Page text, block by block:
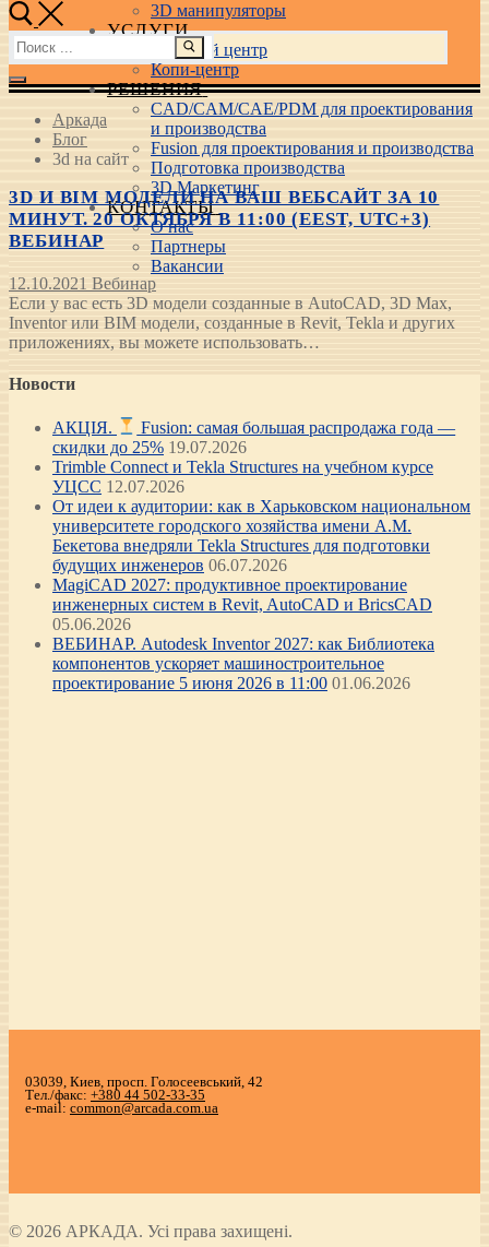
3D манипуляторы
УСЛУГИ
Учебный центр
Копи-центр
РЕШЕНИЯ
CAD/CAM/CAE/PDM для проектирования
и производства
Fusion для проектирования и производства
Подготовка производства
3D Маркетинг
КОНТАКТЫ
О нас
Партнеры
Вакансии
Найти:
Аркада
Блог
3d на сайт
3D И BIM МОДЕЛИ НА ВАШ ВЕБСАЙТ ЗА 10
МИНУТ. 20 ОКТЯБРЯ В 11:00 (EEST, UTC+3)
ВЕБИНАР
12.10.2021 Вебинар
Если у вас есть 3D модели созданные в AutoCAD, 3D Max,
Inventor или BIM модели, созданные в Revit, Tekla и других
приложениях, вы можете использовать…
Новости
АКЦІЯ.
Fusion: самая большая распродажа года —
скидки до 25% 19.07.2026
Trimble Connect и Tekla Structures на учебном курсе
УЦСС 12.07.2026
От идеи к аудитории: как в Харьковском национальном
университете городского хозяйства имени А.М.
Бекетова внедряли Tekla Structures для подготовки
будущих инженеров 06.07.2026
MagiCAD 2027: продуктивное проектирование
инженерных систем в Revit, AutoCAD и BricsCAD
05.06.2026
ВЕБИНАР. Autodesk Inventor 2027: как Библиотека
компонентов ускоряет машиностроительное
проектирование 5 июня 2026 в 11:00 01.06.2026
03039, Киев, просп. Голосеевський, 42
Тел./факс: +380 44 502-33-35
e-mail: common@arcada.com.ua
© 2026 АРКАДА. Усі права захищені.